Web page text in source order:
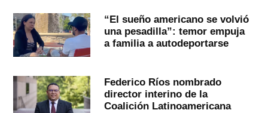
“El sueño americano se volvió
una pesadilla”: temor empuja
a familia a autodeportarse
Federico Ríos nombrado
director interino de la
Coalición Latinoamericana